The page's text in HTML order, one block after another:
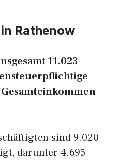
Rathenow
11.023
sind 9.020
darunter 4.695